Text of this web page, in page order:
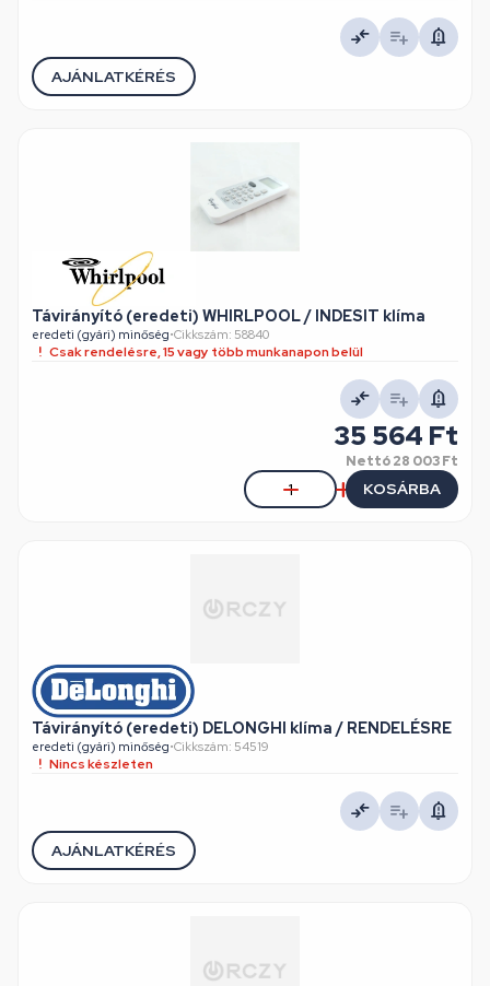
AJÁNLATKÉRÉS
Távirányító (eredeti) WHIRLPOOL / INDESIT klíma
eredeti (gyári) minőség•Cikkszám: 58840
Csak rendelésre, 15 vagy több munkanapon belül
35 564 Ft
Nettó28 003 Ft
KOSÁRBA
Távirányító (eredeti) DELONGHI klíma / RENDELÉSRE
eredeti (gyári) minőség•Cikkszám: 54519
Nincs készleten
AJÁNLATKÉRÉS